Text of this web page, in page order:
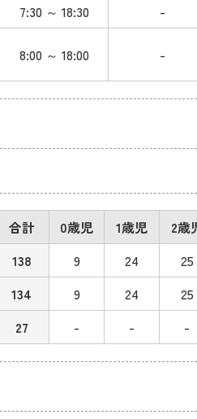
7:30 ～ 18:30 -
8:00 ～ 18:00 -
合計 0歳児 1歳児 2歳
138 9 24 25
134 9 24 25
27 - - -